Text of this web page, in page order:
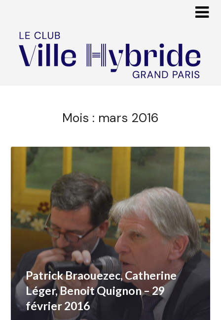
Mois : mars 2016
Patrick Braouezec, Catherine
Léger, Benoit Quignon – 29
février 2016